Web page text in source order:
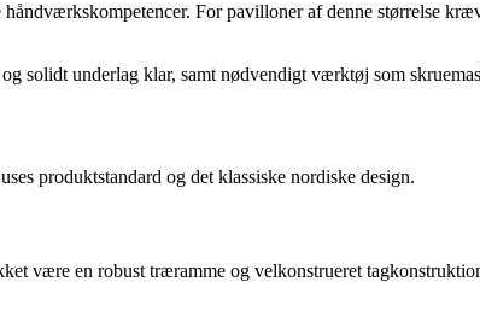
For pavilloner af denne størrelse
underlag klar, samt nødvendigt værktøj som
produktstandard og det klassiske nordiske design.
være en robust træramme og velkonstrueret